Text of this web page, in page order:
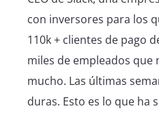
con inversores para los
110k + clientes de pago
miles de empleados
mucho. Las últimas
duras. Esto es lo que ha